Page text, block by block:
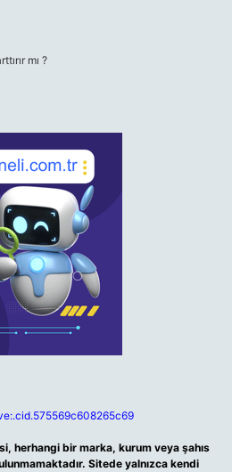
mı ?
herhangi bir marka, kurum veya şahıs
Sitede yalnızca kendi